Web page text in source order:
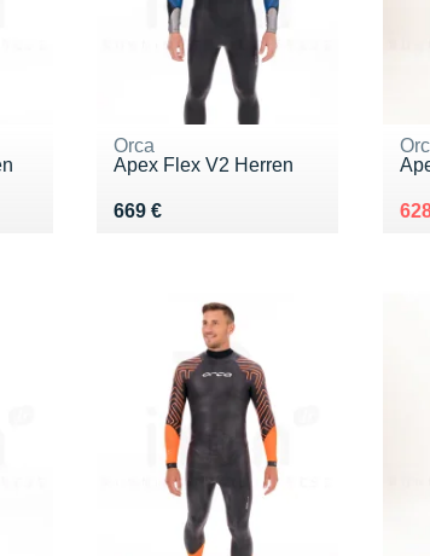
Orca
Apex Flex V2 Herren
669 €
Vendu 669 € Au